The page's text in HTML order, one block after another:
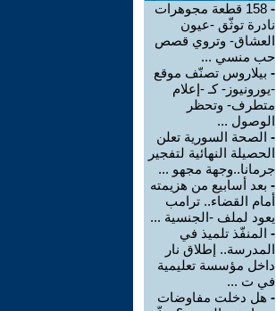
-
158 قطعة مجوهرات
نادرة توثّق -عيون
العشاق- وتروي قصص
حب منسي ...
- بيلاروس تصنّف موقع
-يورونيوز- كـ -إعلام
متطرف- وتحظر
الوصول ...
- الصحة السورية تعلن
الحصيلة النهائية لتفجير
جرمانا..وجهة مجهو ...
- بعد أسابيع من هزيمته
أمام القضاء.. ترامب
يعود لملف -الجنسية ...
- المنفّذ تلميذ في
المدرسة.. إطلاق نار
داخل مؤسسة تعليمية
في ت ...
- هل دخلت مفاوضات